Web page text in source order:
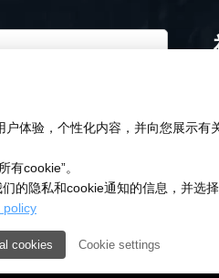
© 2018-2026 深圳市研
体验，个性化内容，并向您展示有
有cookie”。
的隐私和cookie通知的信息，并选
policy
cookies Cookie settings